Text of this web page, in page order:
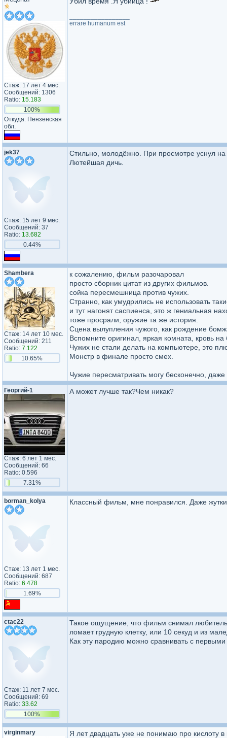
Стаж: 17 лет 4 мес.
Сообщений: 1306
Ratio: 15.183
100%
Откуда: Пензенская
обл.
errare humanum est
jek37
Стаж: 15 лет 9 мес.
Сообщений: 37
Ratio: 13.682
0.44%
Стильно, молодёжно. При просмотре уснул
Лютейшая дичь.
Shambera
Стаж: 14 лет 10 мес.
Сообщений: 211
Ratio: 7.122
10.65%
к сожалению, фильм разочаровал
просто сборник цитат из других фильмов.
сойка пересмешница против чужих.
Странно, как умудрились не использовать
и тут нагонят саспиенса, это ж гениальная
тоже просрали, оружие та же история.
Сцена вылупления чужого, как рождение
Вспомните оригинал, яркая комната, кровь
Чужих не стали делать на компьютере, это
Монстр в финале просто смех.
Чужие пересматривать могу бесконечно,
Георгий-1
Стаж: 6 лет 1 мес.
Сообщений: 66
Ratio: 0.596
7.31%
А может лучше так?Чем никак?
borman_kolya
Стаж: 13 лет 1 мес.
Сообщений: 687
Ratio: 6.478
1.69%
Классный фильм, мне понравился. Даже
ctac22
Стаж: 11 лет 7 мес.
Сообщений: 69
Ratio: 33.62
100%
Такое ощущение, что фильм снимал любитель
ломает грудную клетку, или 10 секуд и из
Как эту пародию можно сравнивать с
virginmary
Я лет двадцать уже не понимаю про кислоту в